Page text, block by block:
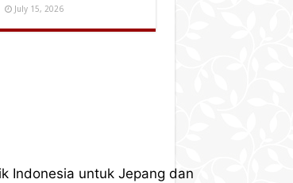
Indonesia untuk Jepang dan
July 15, 2026